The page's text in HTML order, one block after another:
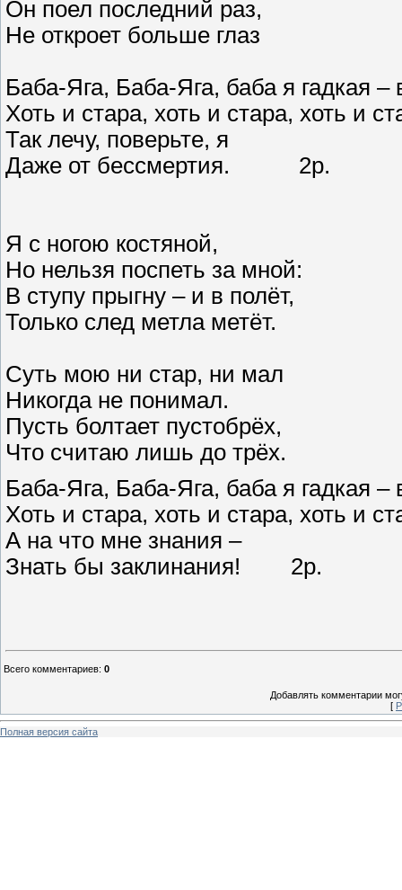
Он поел последний раз,
Не откроет больше глаз
Баба-Яга, Баба-Яга, баба я гадкая –
Хоть и стара, хоть и стара, хоть и
Так лечу, поверьте, я
Даже от бессмертия. 2р.
Я с ногою костяной,
Но нельзя поспеть за мной:
В ступу прыгну – и в полёт,
Только след метла метёт.
Суть мою ни стар, ни мал
Никогда не понимал.
Пусть болтает пустобрёх,
Что считаю лишь до трёх.
Баба-Яга, Баба-Яга, баба я гадкая –
Хоть и стара, хоть и стара, хоть и
А на что мне
Знать бы заклинания! 2р.
Всего комментариев: 0
Добавлять комментарии
[
Полная версия сайта